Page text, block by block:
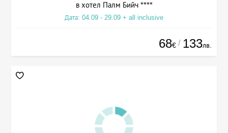
в хотел Палм Бийч ****
Дата: 04.09 - 29.09 + all inclusive
68€ / 133лв.